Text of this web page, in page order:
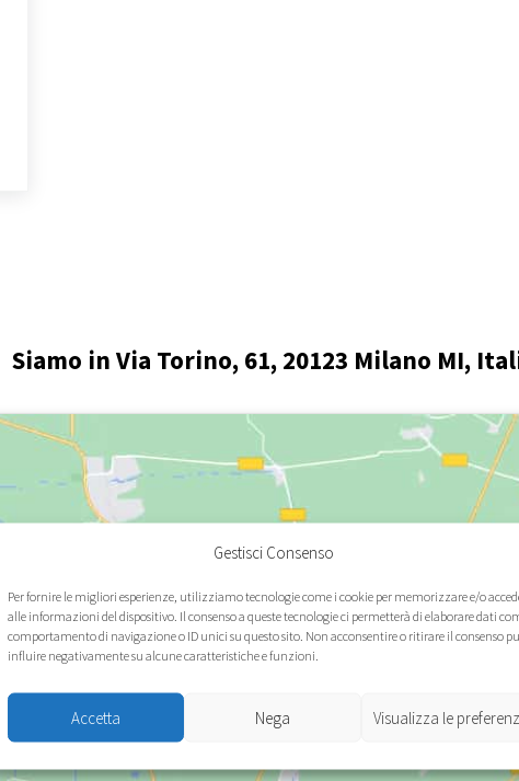
Gestisci Consenso
Per fornire le migliori esperienze, utilizziamo tecnologie come i cookie per memorizzare e/o
alle informazioni del dispositivo. Il consenso a queste tecnologie ci permetterà di elaborare dati
comportamento di navigazione o ID unici su questo sito. Non acconsentire o ritirare il consenso
influire negativamente su alcune caratteristiche e funzioni.
Accetta Nega Visualizza le
Siamo in Via Torino, 61, 20123 Milano MI,